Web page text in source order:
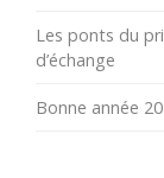
Les ponts du
d’échange
Bonne année